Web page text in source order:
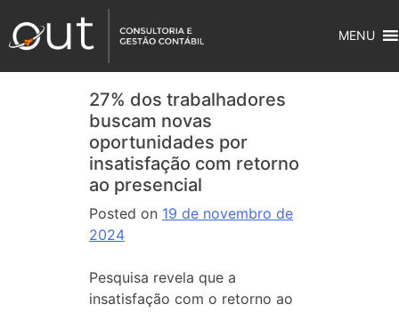
MENU
27% dos trabalhadores
buscam novas
oportunidades por
insatisfação com retorno
ao presencial
Posted on 19 de novembro de
2024
Pesquisa revela que a
insatisfação com o retorno ao